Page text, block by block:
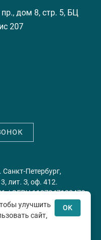
дом 8, стр. 5, БЦ
207
Петербург,
лит. З, оф. 412.
/ ОГРН 1197847128478
улучшить
сайт,
OK